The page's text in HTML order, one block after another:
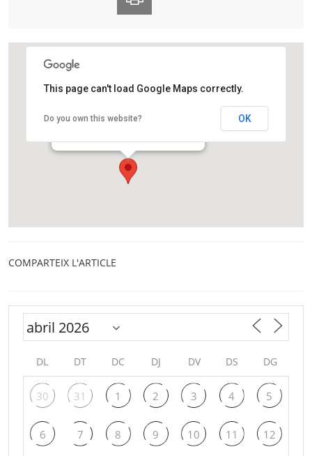
CaixaForum Barcelona
Avinguda Francesc Ferrer i Guàrdia, 6-8
This page can't load Google Maps correctly.
Do you own this website? OK
COMPARTEIX L'ARTICLE
DL DT DC DJ DV DS DG
30 31 1 2 3 4 5
6 7 8 9 10 11 12